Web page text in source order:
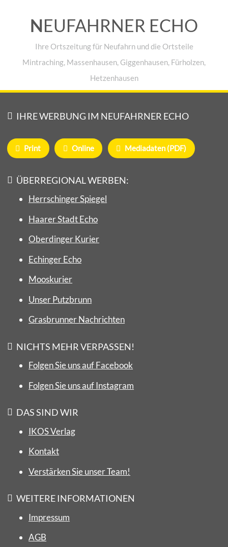
NEUFAHRNER ECHO
Ihre Ortszeitung für Neufahrn und die Ortsteile
Mintraching, Massenhausen, Giggenhausen, Fürholzen,
Hetzenhausen
IHRE WERBUNG IM NEUFAHRNER ECHO
Print Online Mediadaten (PDF)
ÜBERREGIONAL WERBEN:
Herrschinger Spiegel
Haarer Stadt Echo
Oberdinger Kurier
Echinger Echo
Mooskurier
Unser Putzbrunn
Grasbrunner Nachrichten
NICHTS MEHR VERPASSEN!
Folgen Sie uns auf Facebook
Folgen Sie uns auf Instagram
DAS SIND WIR
IKOS Verlag
Kontakt
Verstärken Sie unser Team!
WEITERE INFORMATIONEN
Impressum
AGB